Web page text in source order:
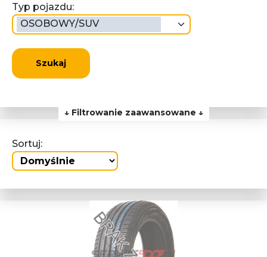
Typ pojazdu:
OSOBOWY/SUV
Szukaj
↓ Filtrowanie zaawansowane ↓
Sortuj: